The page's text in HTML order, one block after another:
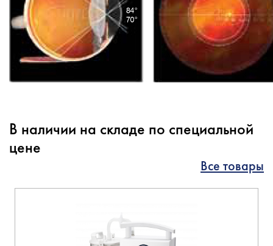
В наличии на складе по специальной
цене
Все товары